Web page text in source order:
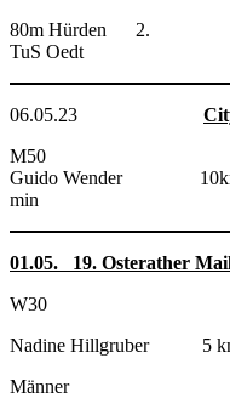
80m Hürden 2.
TuS Oedt
06.05.23
M50
Guido
min
01.05. 19. Osterather
W30
Nadine
Männer